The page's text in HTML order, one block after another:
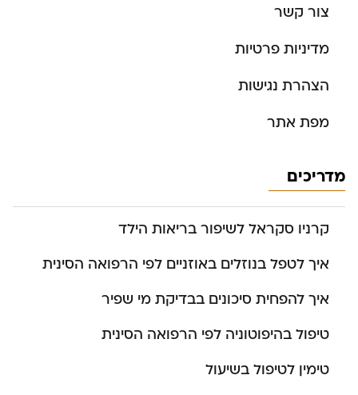
צור קשר
מדיניות פרטיות
הצהרת נגישות
מפת אתר
מדריכים
קרניו סקראל לשיפור בריאות הילד
איך לטפל בנוזלים באוזניים לפי הרפואה הסינית
איך להפחית סיכונים בבדיקת מי שפיר
טיפול בהיפוטוניה לפי הרפואה הסינית
טימין לטיפול בשיעול